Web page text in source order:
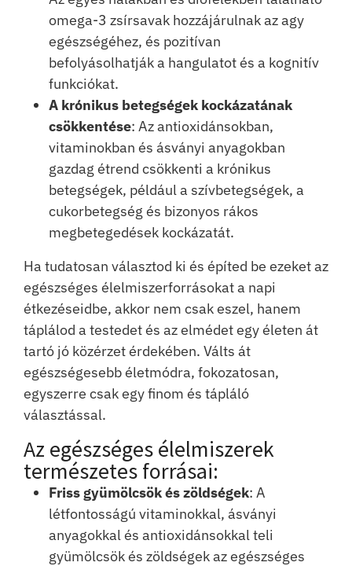
omega-3 zsírsavak hozzájárulnak az agy
egészségéhez, és pozitívan
befolyásolhatják a hangulatot és a kognitív
funkciókat.
A krónikus betegségek kockázatának
csökkentése: Az antioxidánsokban,
vitaminokban és ásványi anyagokban
gazdag étrend csökkenti a krónikus
betegségek, például a szívbetegségek, a
cukorbetegség és bizonyos rákos
megbetegedések kockázatát.
Ha tudatosan választod ki és építed be ezeket az
egészséges élelmiszerforrásokat a napi
étkezéseidbe, akkor nem csak eszel, hanem
táplálod a testedet és az elmédet egy életen át
tartó jó közérzet érdekében. Válts át
egészségesebb életmódra, fokozatosan,
egyszerre csak egy finom és tápláló
választással.
Az egészséges élelmiszerek
természetes forrásai:
Friss gyümölcsök és zöldségek: A
létfontosságú vitaminokkal, ásványi
anyagokkal és antioxidánsokkal teli
gyümölcsök és zöldségek az egészséges